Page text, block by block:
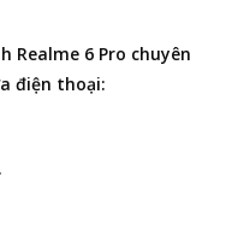
Realme 6 Pro chuyên
điện thoại: